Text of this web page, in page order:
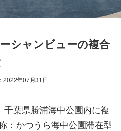
シャンビューの複合
2022年07月31日
葉県勝浦海中公園内に複
：かつうら海中公園滞在型